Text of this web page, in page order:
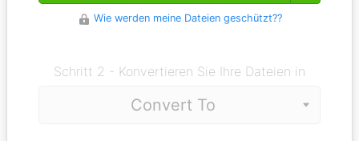
Wie werden meine Dateien geschützt??
Schritt 2 - Konvertieren Sie Ihre Dateien in